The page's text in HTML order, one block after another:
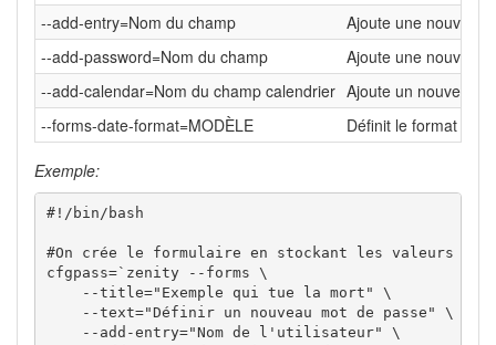
--add-entry=Nom du champ
Ajoute une nouvelle
--add-password=Nom du champ
Ajoute une nouvelle
--add-calendar=Nom du champ calendrier Ajoute un nouveau
--forms-date-format=MODÈLE
Définit le format de
Exemple:
#!/bin/bash
#On crée le formulaire en stockant les valeurs de
cfgpass=`zenity --forms \
    --title="Exemple qui tue la mort" \
    --text="Définir un nouveau mot de passe" \
    --add-entry="Nom de l'utilisateur" \